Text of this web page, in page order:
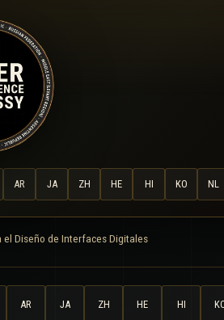
AR JA ZH HE HI KO NL
el Diseño de Interfaces Digitales
AR JA ZH HE HI